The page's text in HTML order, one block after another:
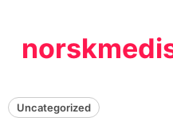
content
Uncategorized